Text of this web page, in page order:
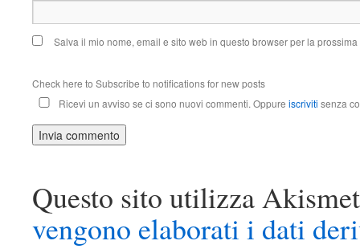
Salva il mio nome, email e sito web in questo browser per la
Check here to Subscribe to notifications for new posts
Ricevi un avviso se ci sono nuovi commenti. Oppure iscriviti senza
Questo sito utilizza
vengono elaborati i dati